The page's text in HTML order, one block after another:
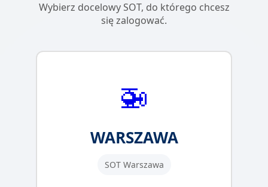
Wybierz docelowy SOT, do którego chcesz
się zalogować.
🚁
WARSZAWA
SOT Warszawa